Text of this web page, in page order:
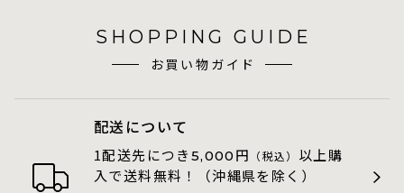
SHOPPING GUIDE
お買い物ガイド
配送について
1配送先につき 5,000 円 （税込） 以上購
入で送料無料！（沖縄県を除く）